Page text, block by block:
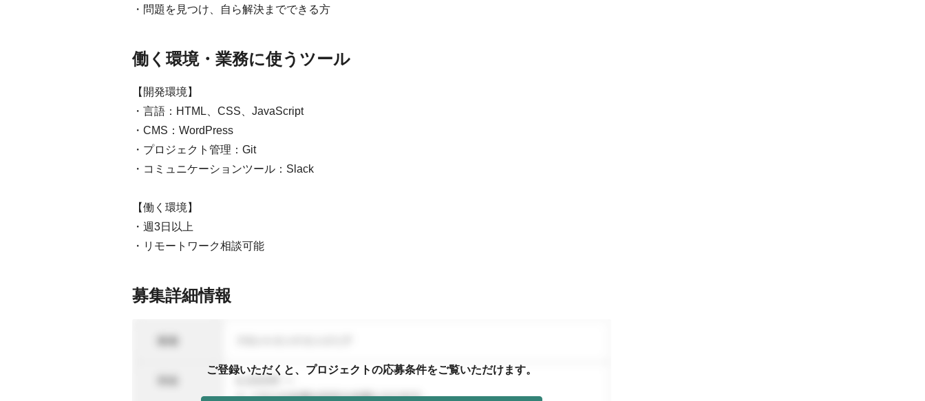
・問題を見つけ、自ら解決までできる方
働く環境・業務に使うツール
【開発環境】
・言語：HTML、CSS、JavaScript
・CMS：WordPress
・プロジェクト管理：Git
・コミュニケーションツール：Slack
【働く環境】
・週3日以上
・リモートワーク相談可能
募集詳細情報
ご登録いただくと、プロジェクトの応募条件をご覧いただけます。